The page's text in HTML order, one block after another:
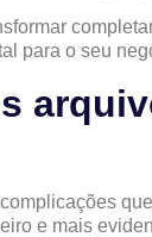
para o seu
e mais